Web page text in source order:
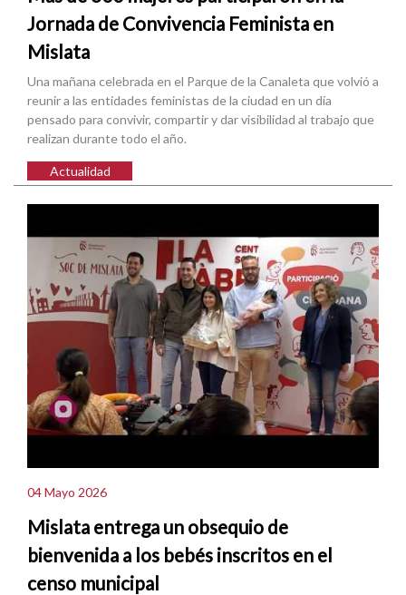
Jornada de Convivencia Feminista en
Mislata
Una mañana celebrada en el Parque de la Canaleta que volvió a
reunir a las entidades feministas de la ciudad en un día
pensado para convivir, compartir y dar visibilidad al trabajo que
realizan durante todo el año.
Actualidad
04 Mayo 2026
Mislata entrega un obsequio de
bienvenida a los bebés inscritos en el
censo municipal